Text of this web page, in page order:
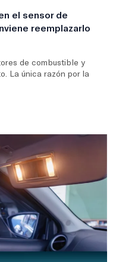
el sensor de
reemplazarlo
de combustible y
La única razón por la